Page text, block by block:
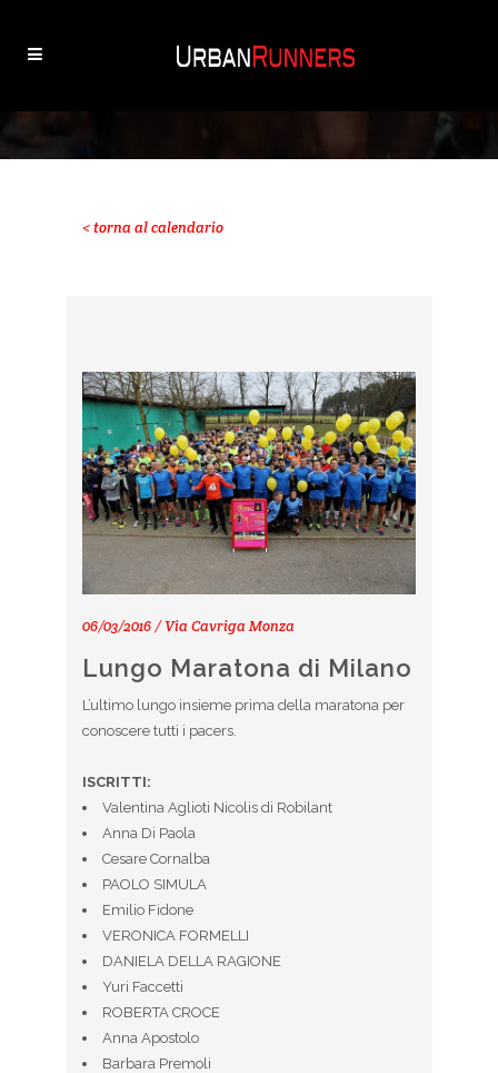
< torna al calendario
06/03/2016 / Via Cavriga Monza
Lungo Maratona di Milano
L’ultimo lungo insieme prima della maratona per
conoscere tutti i pacers.
ISCRITTI:
Valentina Aglioti Nicolis di Robilant
Anna Di Paola
Cesare Cornalba
PAOLO SIMULA
Emilio Fidone
VERONICA FORMELLI
DANIELA DELLA RAGIONE
Yuri Faccetti
ROBERTA CROCE
Anna Apostolo
Barbara Premoli